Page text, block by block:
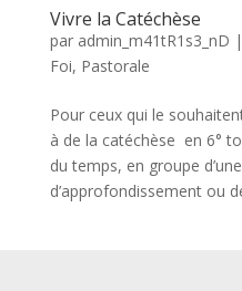
Vivre la Catéchèse
par admin_m41tR1s3_nD |
Foi, Pastorale
Pour ceux qui le
à de la catéchèse en 6°
du temps, en groupe
d’approfondissement ou